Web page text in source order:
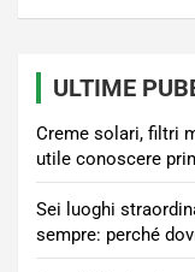
ULTIME
Creme solari, filtri
utile conoscere
Sei luoghi
sempre: perché